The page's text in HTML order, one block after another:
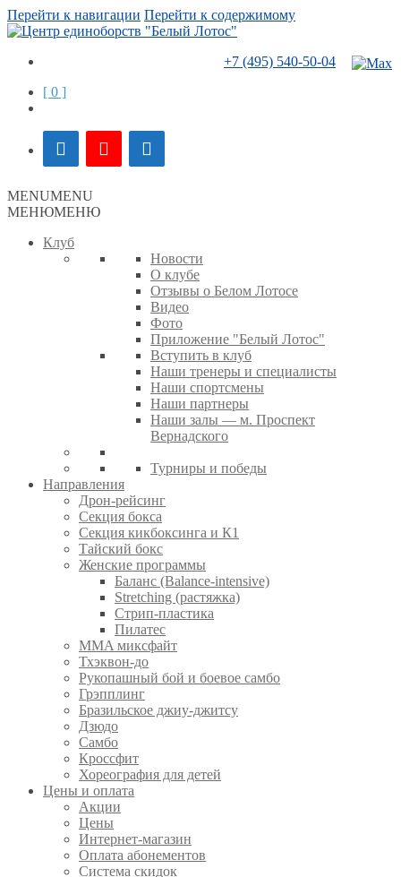
Перейти к навигации Перейти к содержимому
+7 (495) 540-50-04
[ 0 ]
MENUMENU
МЕНЮМЕНЮ
Клуб
Новости
О клубе
Отзывы о Белом Лотосе
Видео
Фото
Приложение "Белый Лотос"
Вступить в клуб
Наши тренеры и специалисты
Наши спортсмены
Наши партнеры
Наши залы — м. Проспект
Вернадского
Турниры и победы
Направления
Дрон-рейсинг
Секция бокса
Секция кикбоксинга и К1
Тайский бокс
Женские программы
Баланс (Balance-intensive)
Stretching (растяжка)
Стрип-пластика
Пилатес
MMA миксфайт
Тхэквон-до
Рукопашный бой и боевое самбо
Грэпплинг
Бразильское джиу-джитсу
Дзюдо
Самбо
Кроссфит
Хореография для детей
Цены и оплата
Акции
Цены
Интернет-магазин
Оплата абонементов
Система скидок